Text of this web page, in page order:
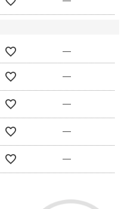
—
—
—
—
—